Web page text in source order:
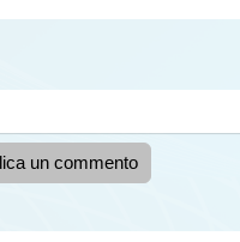
un commento